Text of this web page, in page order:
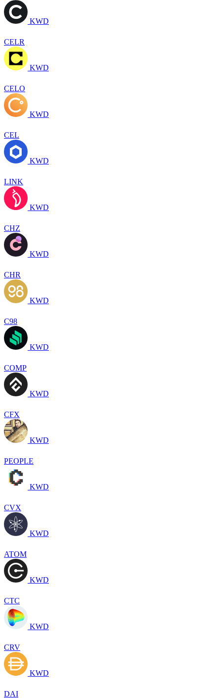
KWD
CELR
KWD
CELO
KWD
CEL
KWD
LINK
KWD
CHZ
KWD
CHR
KWD
C98
KWD
COMP
KWD
CFX
KWD
PEOPLE
KWD
CVX
KWD
ATOM
KWD
CTC
KWD
CRV
KWD
DAI